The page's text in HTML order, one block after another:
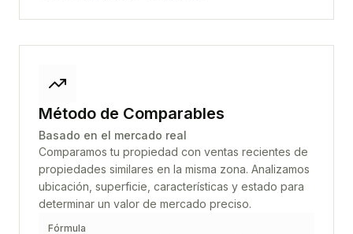
Método de Comparables
Basado en el mercado real
Comparamos tu propiedad con ventas recientes de
propiedades similares en la misma zona. Analizamos
ubicación, superficie, características y estado para
determinar un valor de mercado preciso.
Fórmula